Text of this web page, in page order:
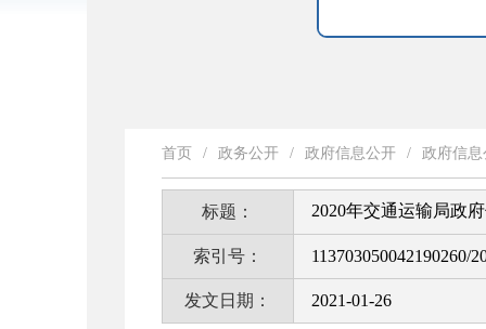
首页 / 政务公开 / 政府信息公开 / 政府信
标题： 2020年交通运输局政
索引号： 113703050042190260/
发文日期： 2021-01-26